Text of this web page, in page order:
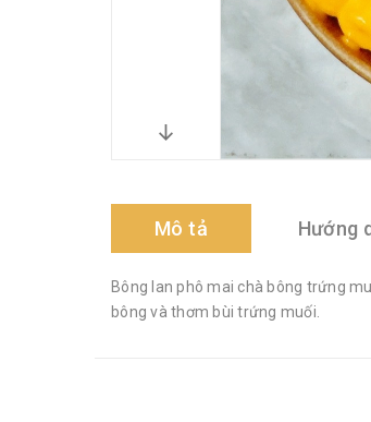
Mô tả Hướng
Bông lan phô mai chà bông trứng
bông và thơm bùi trứng muối.